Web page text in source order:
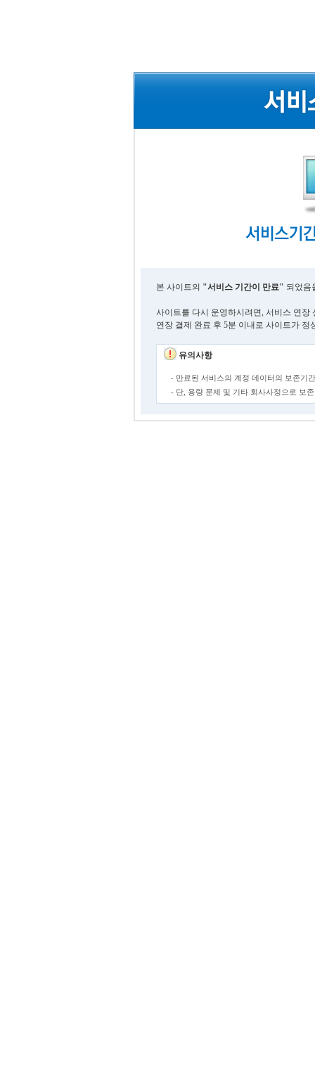
본 사이트의 "서비스 기간이 만료" 되었음
사이트를 다시 운영하시려면, 서비스 연장
연장 결제 완료 후 5분 이내로 사이트가 정
유의사항
- 만료된 서비스의 계정 데이터의 보존기
- 단, 용량 문제 및 기타 회사사정으로 보